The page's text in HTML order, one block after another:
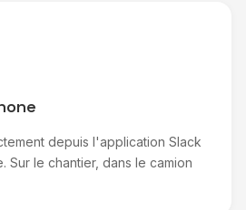
depuis l'application Slack
Sur le chantier, dans le camion